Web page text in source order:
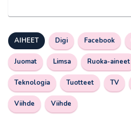
AIHEET Digi Facebook
Juomat Limsa Ruoka-aineet
Teknologia Tuotteet TV
Viihde Viihde